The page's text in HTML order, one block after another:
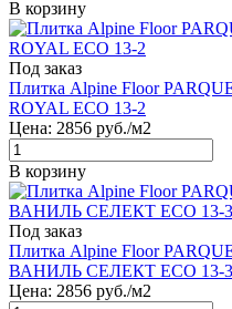
В корзину
Под заказ
Плитка Alpine Floor
ROYAL ЕСО 13-2
Цена: 2856 руб./м2
В корзину
Под заказ
Плитка Alpine Floor
ВАНИЛЬ СЕЛЕКТ ЕСО 13-3
Цена: 2856 руб./м2